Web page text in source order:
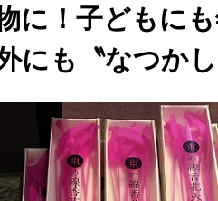
に！子どもに
にも〝なつか